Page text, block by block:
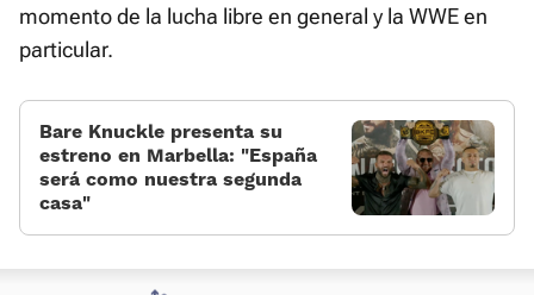
momento de la lucha libre en general y la WWE en
particular.
Bare Knuckle presenta su
estreno en Marbella: «España
será como nuestra segunda
casa»